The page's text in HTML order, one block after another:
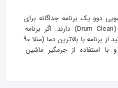
لباسشویی دوو یک برنامه جداگانه برای
جرمگیری یا تمیز کردن دیگ (Drum Clean) دارند. اگر برنامه
با استفاده از جرمگیر ماشین